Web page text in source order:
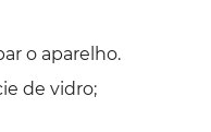
o aparelho.
de vidro;